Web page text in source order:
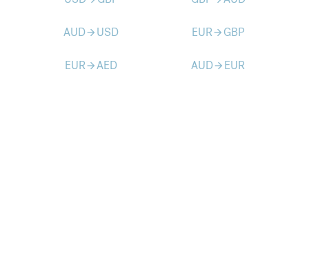
AUDarrow_forward USD EURarrow_forward GBP
EURarrow_forwardAED AUDarrow_forward EUR